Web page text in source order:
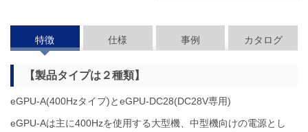
特徴 仕様 事例 カタログ
【製品タイプは２種類】
eGPU-A(400Hzタイプ)とeGPU-DC28(DC28V専用)
eGPU-Aは主に400Hzを使用する大型機、中型機向けの電源とし